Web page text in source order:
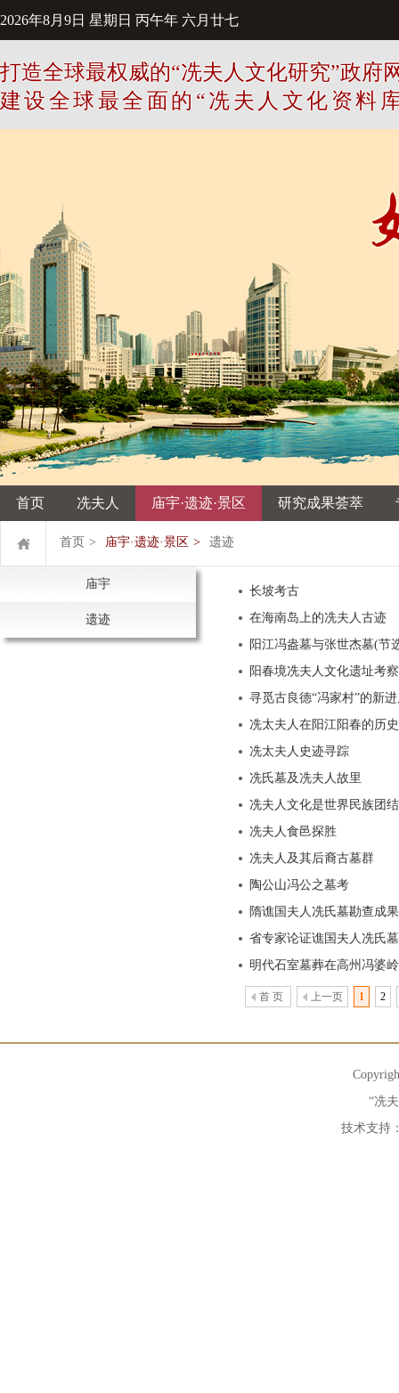
2026年8月9日 星期日 丙午年 六月廿七
打造全球最权威的“冼夫人文化研究”政府
建设全球最全面的“冼夫人文化资料
首页 冼夫人 庙宇·遗迹·景区 研究成果荟萃
首页 > 庙宇·遗迹·景区 > 遗迹
庙宇
遗迹
长坡考古
在海南岛上的冼夫人古迹
阳江冯盎墓与张世杰墓(节
阳春境冼夫人文化遗址考
寻觅古良德“冯家村”的新
冼太夫人在阳江阳春的历
冼太夫人史迹寻踪
冼氏墓及冼夫人故里
冼夫人文化是世界民族团
冼夫人食邑探胜
冼夫人及其后裔古墓群
陶公山冯公之墓考
隋谯国夫人冼氏墓勘查成
省专家论证谯国夫人冼氏
明代石室墓葬在高州冯婆
首 页 上一页 1 2
“冼
技术支持